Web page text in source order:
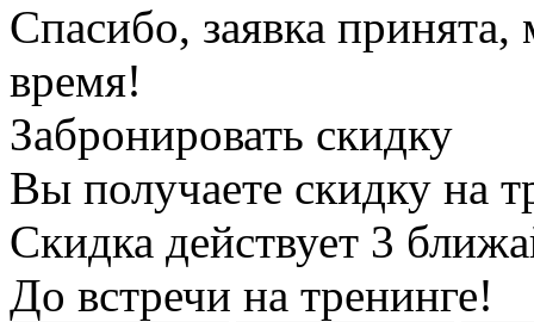
Спасибо, заявка
время!
Забронировать скидку
Вы получаете скидку на
Скидка действует 3
До встречи на тренинге!